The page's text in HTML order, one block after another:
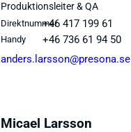
Produktionsleiter & QA
Direktnummer+46 417 199 61
Handy
+46 736 61 94 50
anders.larsson@presona.se
Micael Larsson